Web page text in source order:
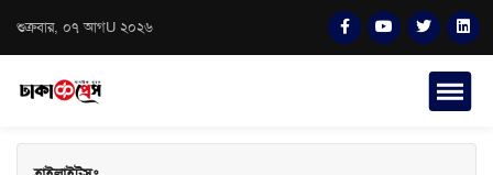
শুক্রবার, ০৭ আগU ২০২৬